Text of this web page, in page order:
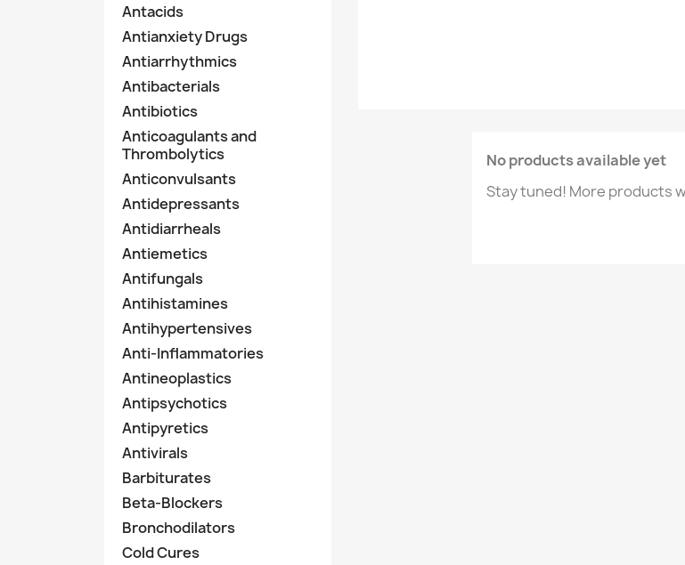
Antacids
Antianxiety Drugs
Antiarrhythmics
Antibacterials
Antibiotics
Anticoagulants and
Thrombolytics
Anticonvulsants
Antidepressants
Antidiarrheals
Antiemetics
Antifungals
Antihistamines
Antihypertensives
Anti-Inflammatories
Antineoplastics
Antipsychotics
Antipyretics
Antivirals
Barbiturates
Beta-Blockers
Bronchodilators
Cold Cures
No products available yet
Stay tuned! More products